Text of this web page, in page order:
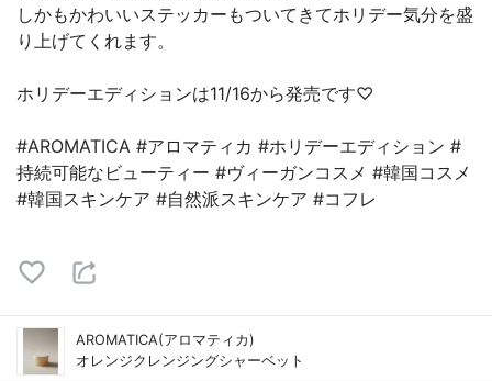
しかもかわいいステッカーもついてきてホリデー気分を盛
り上げてくれます。
ホリデーエディションは11/16から発売です♡
#AROMATICA #アロマティカ #ホリデーエディション #
持続可能なビューティー #ヴィーガンコスメ #韓国コスメ
#韓国スキンケア #自然派スキンケア #コフレ
AROMATICA(アロマティカ)
オレンジクレンジングシャーベット